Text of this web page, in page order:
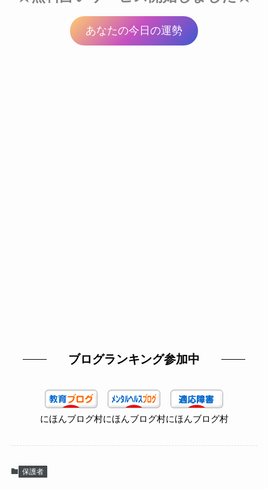
あなたの今日の運勢
ブログランキング参加中
にほんブログ村にほんブログ村にほんブログ村
保護者